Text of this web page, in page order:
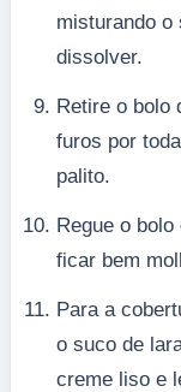
misturando o
dissolver.
Retire o bolo
furos por
palito.
Regue o
ficar bem
Para a
o suco de
creme liso e